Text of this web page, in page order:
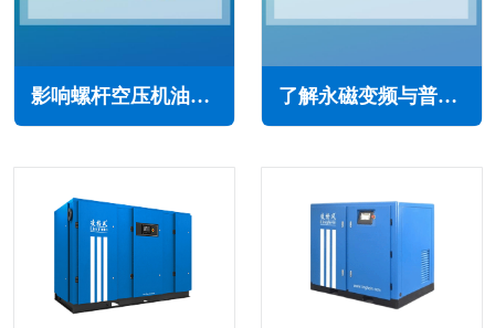
影响螺杆空压机油使用寿命的因素(不仅仅是工作环境) 了解永磁变频与普通变频技术的区别，助选型和使用更简单